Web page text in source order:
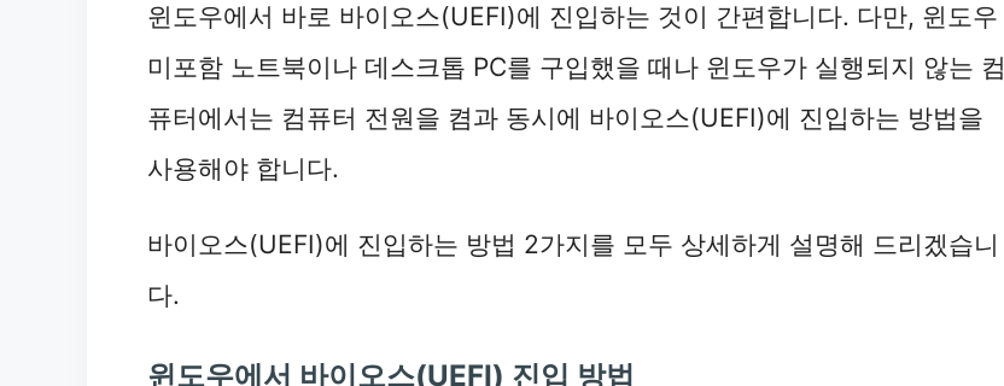
윈도우에서 바로 바이오스(UEFI)에 진입하는 것이 간편합니다. 다만, 윈도우
미포함 노트북이나 데스크톱 PC를 구입했을 때나 윈도우가 실행되지 않는 컴
퓨터에서는 컴퓨터 전원을 켬과 동시에 바이오스(UEFI)에 진입하는 방법을
사용해야 합니다.
바이오스(UEFI)에 진입하는 방법 2가지를 모두 상세하게 설명해 드리겠습니
다.
윈도우에서 바이오스(UEFI) 진입 방법